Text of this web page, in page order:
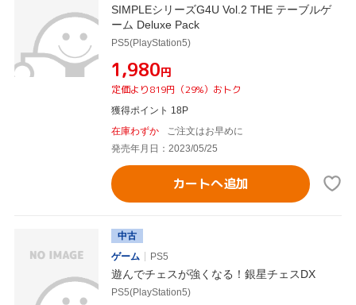
SIMPLEシリーズG4U Vol.2 THE テーブルゲ
ーム Deluxe Pack
PS5(PlayStation5)
¥1,980円
定価より819円（29%）おトク
獲得ポイント 18P
在庫わずか
ご注文はお早めに
発売年月日：2023/05/25
カートへ追加
中古
ゲーム
PS5
遊んでチェスが強くなる！銀星チェスDX
PS5(PlayStation5)